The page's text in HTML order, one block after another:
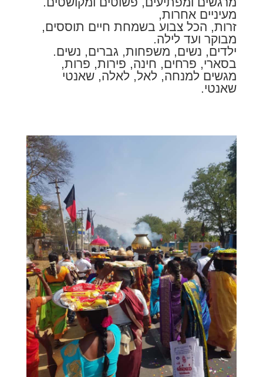
מעיניים אחרות,
זרות, הכל צבוע בשמחת חיים תוססים,
מבוקר ועד לילה.
ילדים, נשים, משפחות, גברים, נשים.
בסארי, פרחים, חינה, פירות, פרות,
מגשים למנחה, לאל, לאלה, שאנטי
שאנטי.